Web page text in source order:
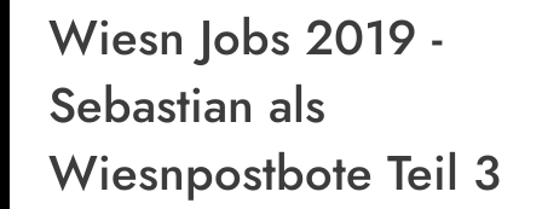
Wiesn Jobs 2019 -
Sebastian als
Wiesnpostbote Teil 3